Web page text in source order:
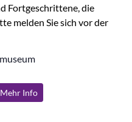
Fortgeschrittene, die
melden Sie sich vor der
Mehr Info